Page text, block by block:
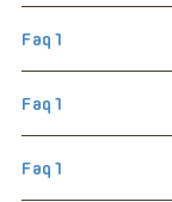
Faq1
Faq1
Faq1